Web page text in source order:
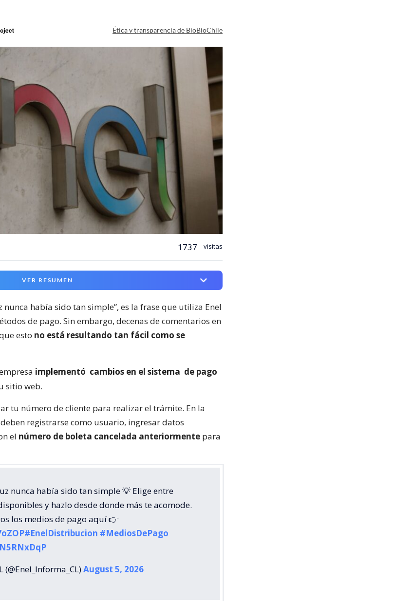
Ética y transparencia de BioBioChile
1737 visitas
VER RESUMEN
nunca había sido tan simple”, es la frase que utiliza Enel
de pago. Sin embargo, decenas de comentarios en
esto no está resultando tan fácil como se
implementó cambios en el sistema de pago
sitio web.
tu número de cliente para realizar el trámite. En la
registrarse como usuario, ingresar datos
el número de boleta cancelada anteriormente para
nunca había sido tan simple 💡 Elige entre
y hazlo desde donde más te acomode.
los medios de pago aquí 👉
#EnelDistribucion #MediosDePago
(@Enel_Informa_CL)August 5, 2026